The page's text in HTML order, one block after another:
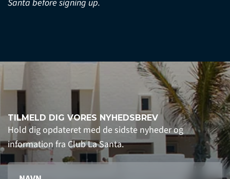
Santa before signing up.
TILMELD DIG VORES NYHEDSBREV
Hold dig opdateret med de sidste nyheder og
information fra Club La Santa.